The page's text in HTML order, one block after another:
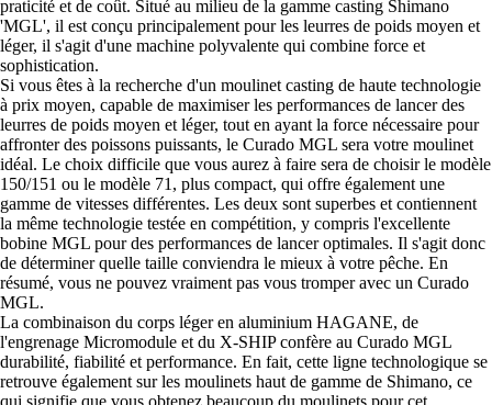
praticité et de coût. Situé au milieu de la gamme casting Shimano
'MGL', il est conçu principalement pour les leurres de poids moyen et
léger, il s'agit d'une machine polyvalente qui combine force et
sophistication.
Si vous êtes à la recherche d'un moulinet casting de haute technologie
à prix moyen, capable de maximiser les performances de lancer des
leurres de poids moyen et léger, tout en ayant la force nécessaire pour
affronter des poissons puissants, le Curado MGL sera votre moulinet
idéal. Le choix difficile que vous aurez à faire sera de choisir le modèle
150/151 ou le modèle 71, plus compact, qui offre également une
gamme de vitesses différentes. Les deux sont superbes et contiennent
la même technologie testée en compétition, y compris l'excellente
bobine MGL pour des performances de lancer optimales. Il s'agit donc
de déterminer quelle taille conviendra le mieux à votre pêche. En
résumé, vous ne pouvez vraiment pas vous tromper avec un Curado
MGL.
La combinaison du corps léger en aluminium HAGANE, de
l'engrenage Micromodule et du X-SHIP confère au Curado MGL
durabilité, fiabilité et performance. En fait, cette ligne technologique se
retrouve également sur les moulinets haut de gamme de Shimano, ce
qui signifie que vous obtenez beaucoup du moulinets pour cet